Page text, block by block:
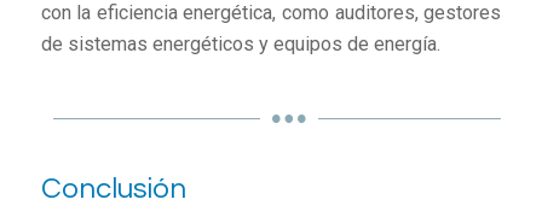
con la eficiencia energética, como auditores, gestores
de sistemas energéticos y equipos de energía.
Conclusión